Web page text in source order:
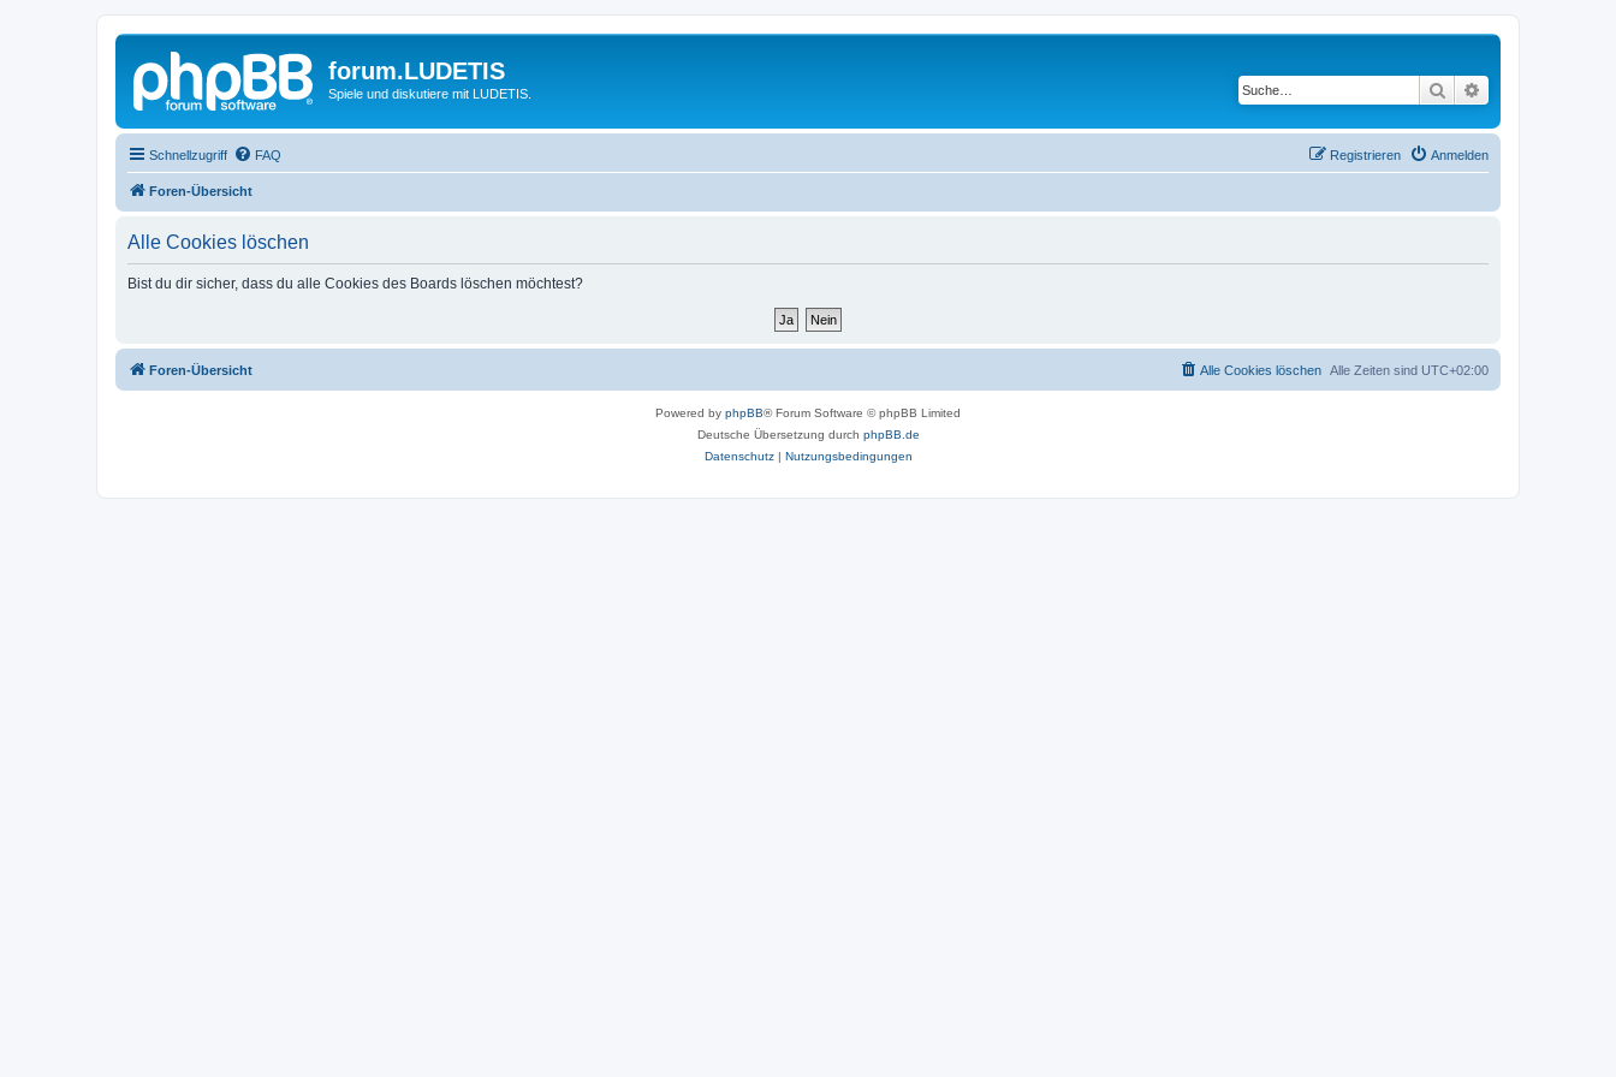
forum.LUDETIS
Spiele und diskutiere mit LUDETIS. Suche
Schnellzugriff FAQ Anmelden
Registrieren
Foren-Übersicht
Alle Cookies löschen
Bist du dir sicher, dass du alle Cookies des Boards löschen möchtest?
Foren-Übersicht Alle Zeiten sind UTC+02:00
Alle Cookies löschen
Powered by phpBB® Forum Software © phpBB Limited
Deutsche Übersetzung durch phpBB.de
Datenschutz| Nutzungsbedingungen